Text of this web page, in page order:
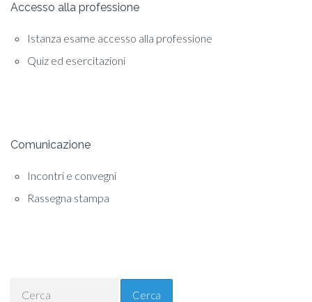
Accesso alla professione
Istanza esame accesso alla professione
Quiz ed esercitazioni
Comunicazione
Incontri e convegni
Rassegna stampa
Cerca